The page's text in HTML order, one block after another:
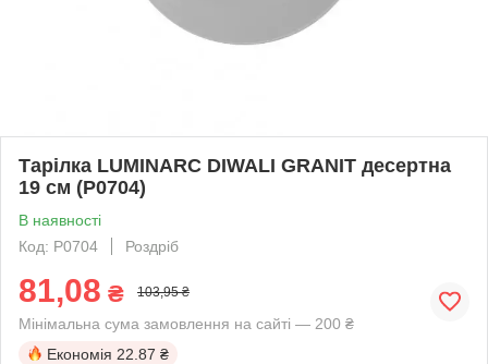
Тарілка LUMINARC DIWALI GRANIT десертна
19 см (P0704)
В наявності
Код: P0704
Роздріб
81,08 ₴ 103,95 ₴
Мінімальна сума замовлення на сайті — 200 ₴
Економія 22.87 ₴